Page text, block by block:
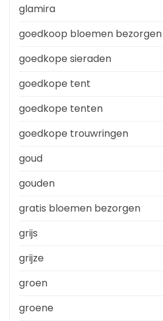
glamira
goedkoop bloemen bezorgen
goedkope sieraden
goedkope tent
goedkope tenten
goedkope trouwringen
goud
gouden
gratis bloemen bezorgen
grijs
grijze
groen
groene